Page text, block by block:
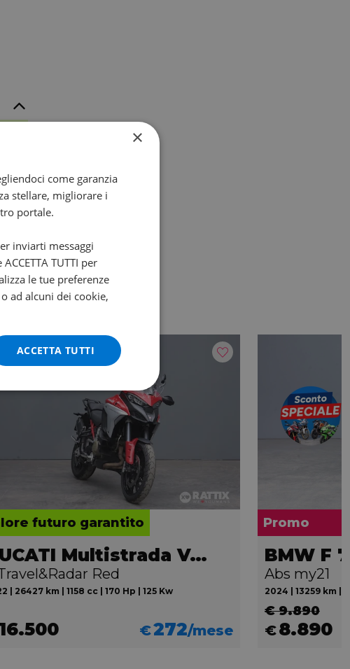
futuro garantito
DUCATI Multistrada V4 1160
Red
| 26427 km | 1158 cc | 170 Hp | 125 Kw
16.500 €272/mese
Promo
BMW F
Abs my21
2024 | 13259 km |
€ 9.890
€8.890
×
come garanzia
stellare, migliorare i
portale.
inviarti messaggi
TUTTI per
le tue preferenze
ad alcuni dei cookie,
ACCETTA TUTTI